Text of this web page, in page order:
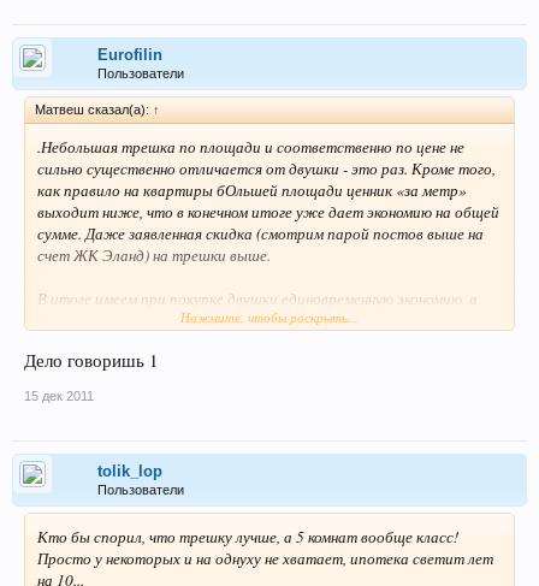
Eurofilin
Пользователи
Матвеш сказал(а): ↑
.Небольшая трешка по площади и соответственно по цене не
сильно существенно отличается от двушки - это раз. Кроме того,
как правило на квартиры бОльшей площади ценник «за метр»
выходит ниже, что в конечном итоге уже дает экономию на общей
сумме. Даже заявленная скидка (смотрим парой постов выше на
счет ЖК Эланд) на трешки выше.
В итоге имеем при покупке двушки единовременную экономию, а
при покупке трешки более полноценную для семейного проживания
чтобы покупать дешевое»))
Нажмите, чтобы раскрыть...
Дело говоришь 1
15 дек 2011
tolik_lop
Пользователи
Кто бы спорил, что трешку лучше, а 5 комнат вообще класс!
Просто у некоторых и на однуху не хватает, ипотека светит лет
на 10...